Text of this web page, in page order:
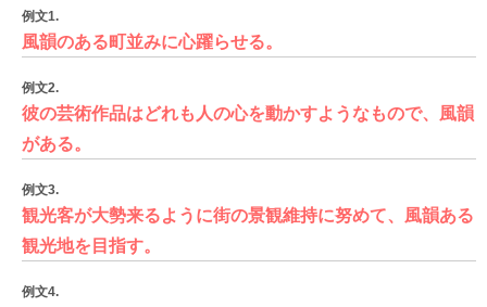
例文1.
風韻のある町並みに心躍らせる。
例文2.
彼の芸術作品はどれも人の心を動かすようなもので、風韻
がある。
例文3.
観光客が大勢来るように街の景観維持に努めて、風韻ある
観光地を目指す。
例文4.